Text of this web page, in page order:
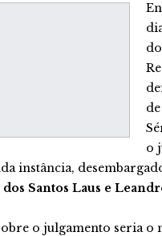
o
instância,
Santos Laus e
o julgamento seria